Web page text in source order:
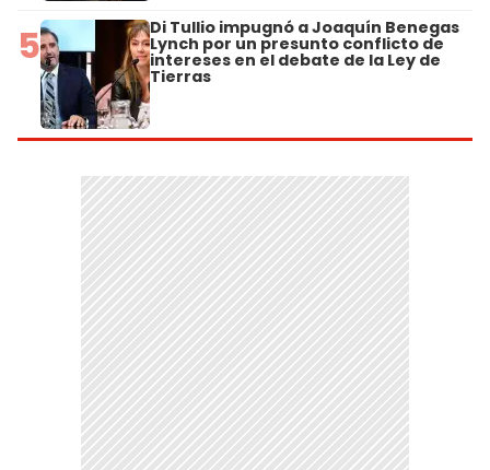
5 Di Tullio impugnó a Joaquín Benegas
Lynch por un presunto conflicto de
intereses en el debate de la Ley de
Tierras